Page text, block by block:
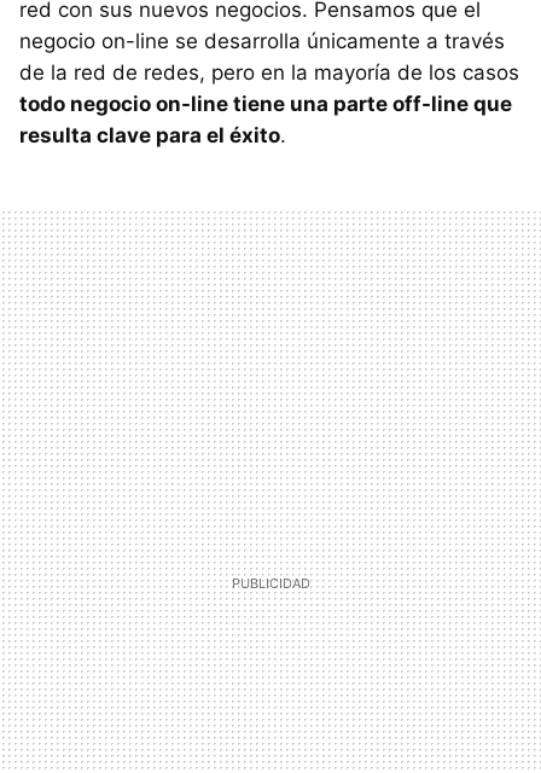
red con sus nuevos negocios. Pensamos que el
negocio on-line se desarrolla únicamente a través
de la red de redes, pero en la mayoría de los casos
todo negocio on-line tiene una parte off-line que
resulta clave para el éxito.